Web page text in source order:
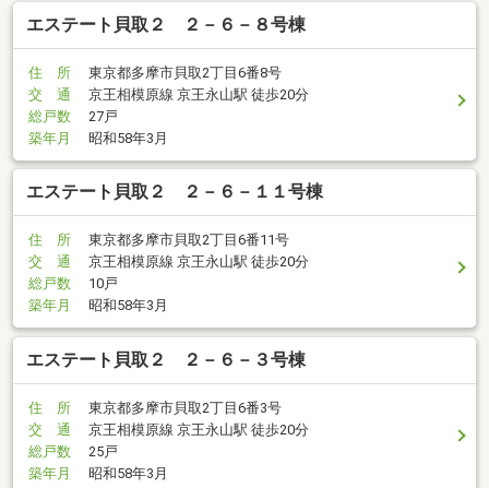
エステート貝取２ ２－６－８号棟
住 所
東京都多摩市貝取2丁目6番8号
交 通
京王相模原線 京王永山駅 徒歩20分
総戸数
27戸
築年月
昭和58年3月
エステート貝取２ ２－６－１１号棟
住 所
東京都多摩市貝取2丁目6番11号
交 通
京王相模原線 京王永山駅 徒歩20分
総戸数
10戸
築年月
昭和58年3月
エステート貝取２ ２－６－３号棟
住 所
東京都多摩市貝取2丁目6番3号
交 通
京王相模原線 京王永山駅 徒歩20分
総戸数
25戸
築年月
昭和58年3月